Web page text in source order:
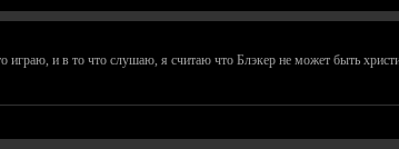
играю, и в то что слушаю, я считаю что Блэкер не может быть